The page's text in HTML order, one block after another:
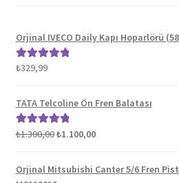
Orjinal IVECO Daily Kapı Hoparlörü
5 üzerinden
₺329,99
TATA Telcoline Ön Fren Balatası
5 üzerinden
₺1.300,00Orijinal
₺1.300,00.
₺1.100,00Şu
fiyat:
Orjinal Mitsubishi Canter 5/6 Fren